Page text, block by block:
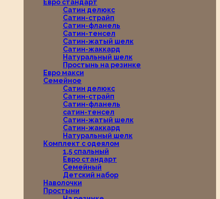
Евро стандарт
Сатин делюкс
Сатин-страйп
Сатин-фланель
Сатин-тенсел
Сатин-жатый шелк
Сатин-жаккард
Натуральный шелк
Простынь на резинке
Евро макси
Семейное
Сатин делюкс
Сатин-страйп
Сатин-фланель
сатин-тенсел
Сатин-жатый шелк
Сатин-жаккард
Натуральный шелк
Комплект с одеялом
1,5 спальный
Евро стандарт
Семейный
Детский набор
Наволочки
Простыни